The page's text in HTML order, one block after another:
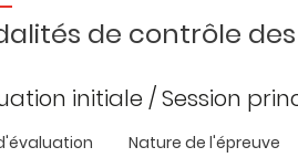
de contrôle
initiale / Session
Nature de l'épreuve